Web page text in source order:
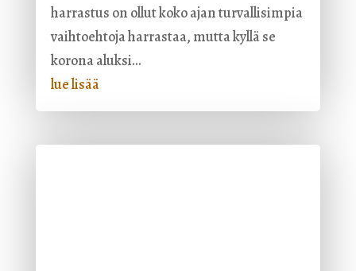
harrastus on ollut koko ajan turvallisimpia
vaihtoehtoja harrastaa, mutta kyllä se
korona aluksi...
lue lisää